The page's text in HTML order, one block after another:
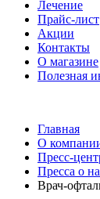
Лечение
Прайс-лист
Акции
Контакты
О магазине
Полезная
Главная
О
Пресс-
Пресса о
Врач-